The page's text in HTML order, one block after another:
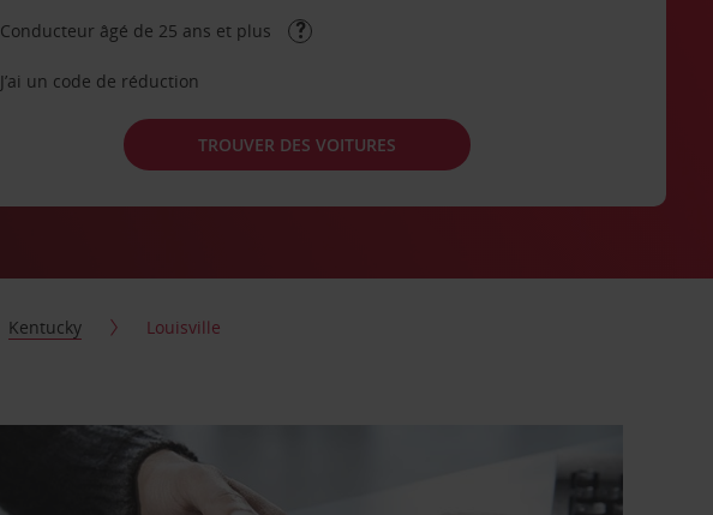
Conducteur âgé de 25 ans et plus
J’ai un code de réduction
TROUVER DES VOITURES
Kentucky Louisville